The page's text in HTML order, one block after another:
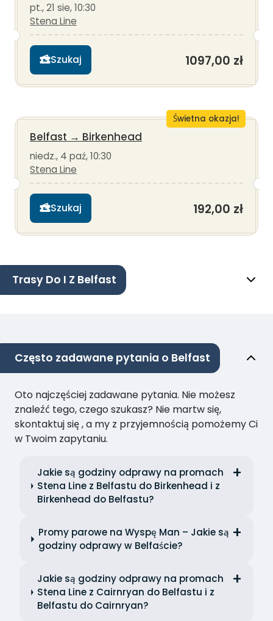
pt., 21 sie, 10:30
Stena Line
Szukaj 1097,00 zł
Świetna okazja!
Belfast → Birkenhead
niedz., 4 paź, 10:30
Stena Line
Szukaj 192,00 zł
Trasy Do I Z Belfast
Często zadawane pytania o Belfast
Oto najczęściej zadawane pytania. Nie możesz
znaleźć tego, czego szukasz? Nie martw się,
skontaktuj się , a my z przyjemnością pomożemy Ci
w Twoim zapytaniu.
Jakie są godziny odprawy na promach
Stena Line z Belfastu do Birkenhead i z
Birkenhead do Belfastu?
Promy parowe na Wyspę Man – Jakie są
godziny odprawy w Belfaście?
Jakie są godziny odprawy na promach
Stena Line z Cairnryan do Belfastu i z
Belfastu do Cairnryan?